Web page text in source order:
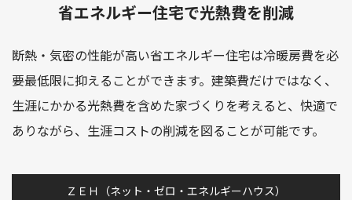
省エネルギー住宅で光熱費を削減
断熱・気密の性能が高い省エネルギー住宅は冷暖房費を必
要最低限に抑えることができます。建築費だけではなく、
生涯にかかる光熱費を含めた家づくりを考えると、快適で
ありながら、生涯コストの削減を図ることが可能です。
ＺＥＨ（ネット・ゼロ・エネルギーハウス）